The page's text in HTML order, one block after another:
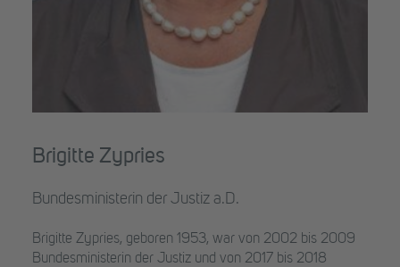
Brigitte Zypries
Bundesministerin der Justiz a.D.
Brigitte Zypries, geboren 1953, war von 2002 bis 2009
Bundesministerin der Justiz und von 2017 bis 2018